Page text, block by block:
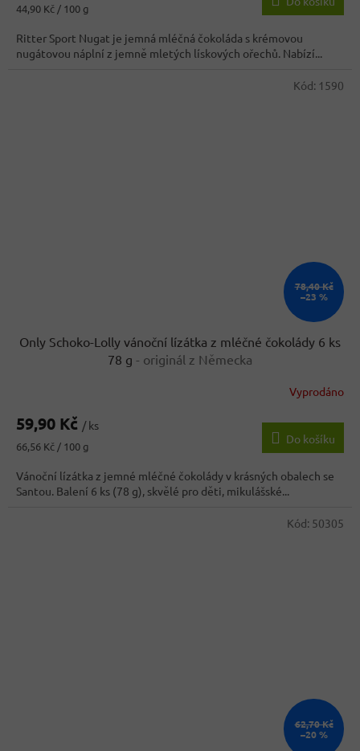
3,6
z
5
hvězdiček.
Měrná
44,90 Kč / 100 g
Ritter Sport Nugat je jemná mléčná čokoláda s krémovou
nugátovou náplní z jemně mletých lískových ořechů. Nabízí...
78,40 Kč
–23 %
Only Schoko-Lolly vánoční lízátka z mléčné čokolády 6 ks
78 g - originál z Německa
Vyprodáno
59,90 Kč / ks
Měrná
66,56 Kč / 100 g
Do košíku
Vánoční lízátka z jemné mléčné čokolády v krásných obalech se
Santou. Balení 6 ks (78 g), skvělé pro děti, mikulášské...
Kód: 1590
62,70 Kč
–20 %
Kód: 50305